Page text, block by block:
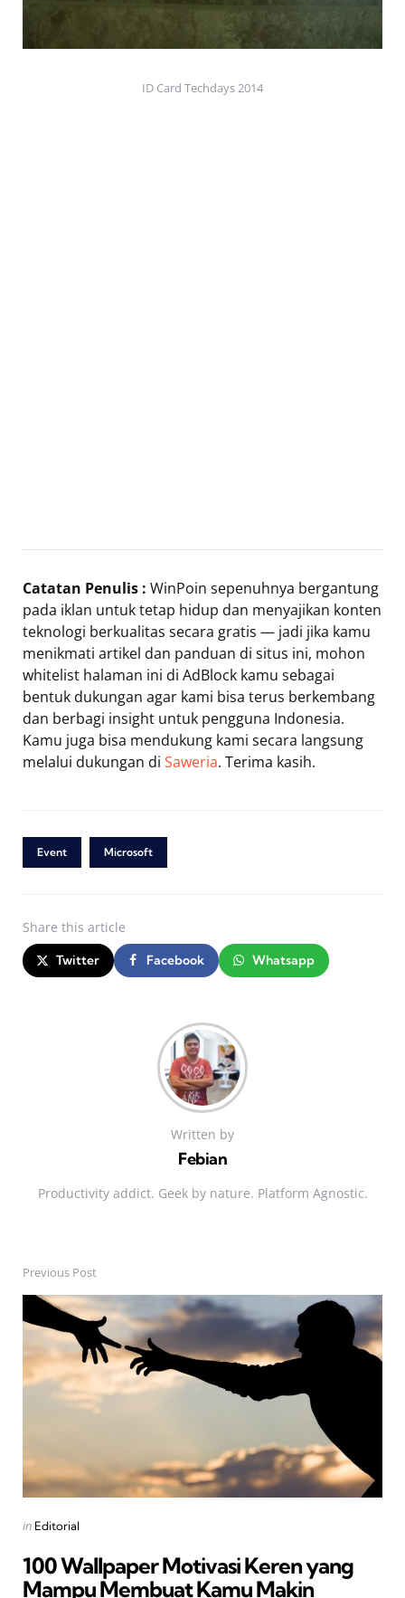
ID Card Techdays 2014
Catatan Penulis : WinPoin sepenuhnya bergantung
pada iklan untuk tetap hidup dan menyajikan konten
teknologi berkualitas secara gratis — jadi jika kamu
menikmati artikel dan panduan di situs ini, mohon
whitelist halaman ini di AdBlock kamu sebagai
bentuk dukungan agar kami bisa terus berkembang
dan berbagi insight untuk pengguna Indonesia.
Kamu juga bisa mendukung kami secara langsung
melalui dukungan di Saweria. Terima kasih.
Event Microsoft
Share this article
Twitter Facebook Whatsapp
Written by
Febian
Productivity addict. Geek by nature. Platform Agnostic.
Post
navigation
Previous Post
Posted
in Editorial
100 Wallpaper Motivasi Keren yang
Mampu Membuat Kamu Makin